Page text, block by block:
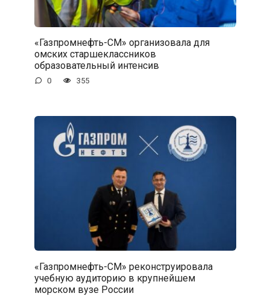
«Газпромнефть-СМ» организовала для
омских старшеклассников
образовательный интенсив
0 355
«Газпромнефть-СМ» реконструировала
учебную аудиторию в крупнейшем
морском вузе России